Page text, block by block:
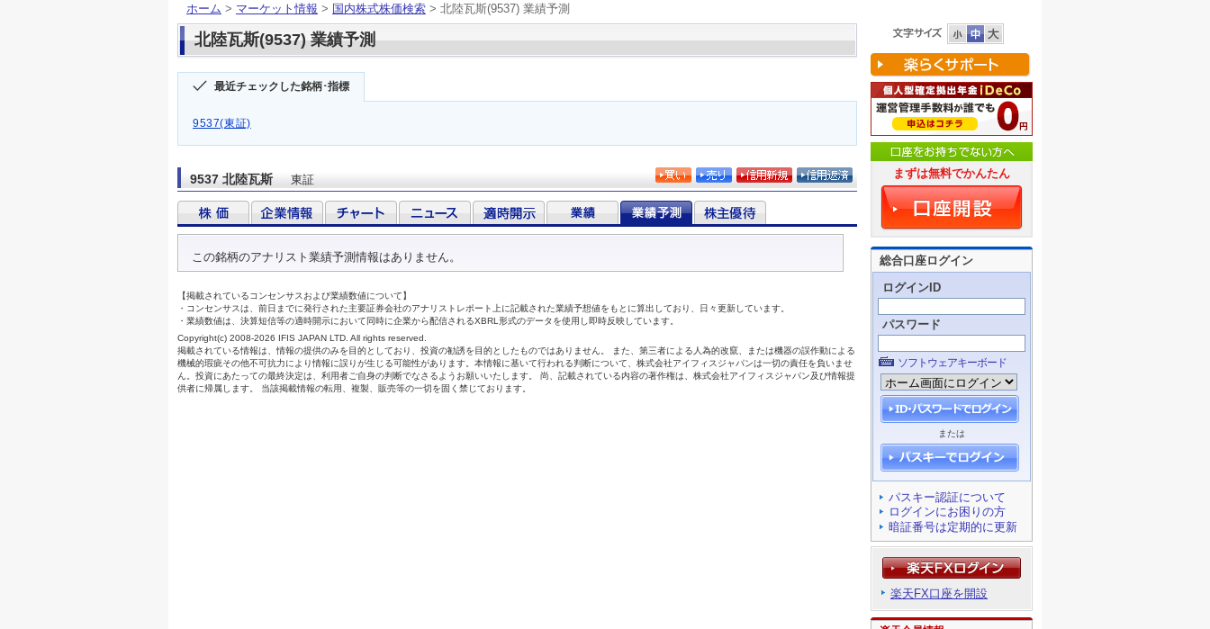
ホーム > マーケット情報 > 国内株式株価検索 > 北陸瓦斯(9537) 業績予測
北陸瓦斯(9537) 業績予測
最近チェックした銘柄･指標
9537(東証)
9537 北陸瓦斯 東証 まずは無料でかんたん
総合口座ログイン
ログインID
パスワード
ソフトウェアキーボード
または
パスキー認証について
ログインにお困りの方
暗証番号は定期的に更新
楽天FX口座を開設